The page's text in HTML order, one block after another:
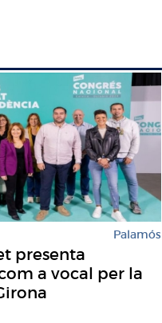
Palamós
presenta
a vocal per la